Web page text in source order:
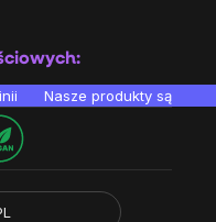
Nasze produkty są